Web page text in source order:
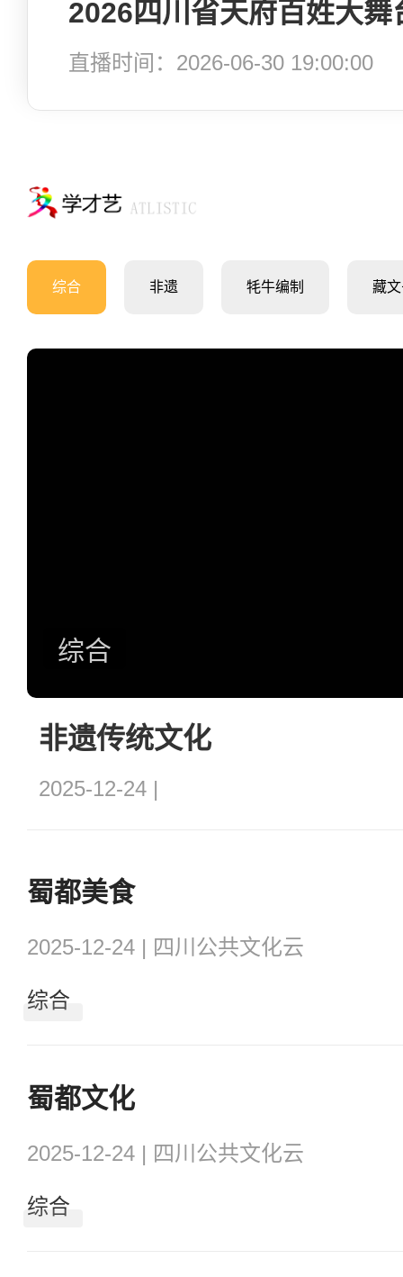
直播时间：2026-06-30 19:00:00
综合 非遗 牦牛编制 藏
综合
非遗传统文化
2025-12-24 |
蜀都美食
2025-12-24 | 四川公共文化云
综合
蜀都文化
2025-12-24 | 四川公共文化云
综合